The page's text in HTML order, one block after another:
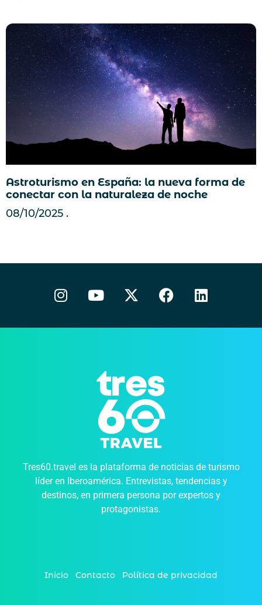
Astroturismo en España: la nueva forma de
conectar con la naturaleza de noche
08/10/2025
Tres60.travel es la plataforma de noticias de turismo
líder en Iberoamérica. Entrevistas, tendencias y
destinos, en primera persona por expertos y
protagonistas.
Inicio Contacto Política de privacidad